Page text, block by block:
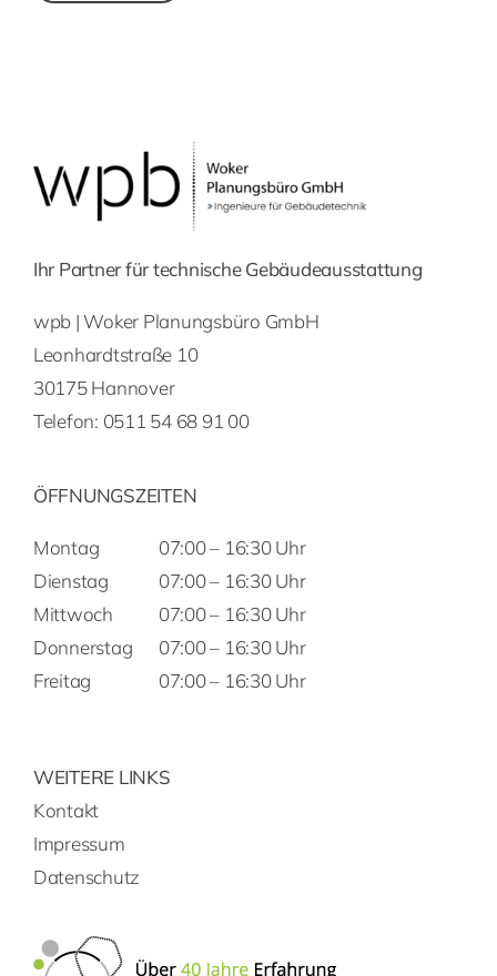
Ihr Partner für technische Gebäudeausstattung
wpb | Woker Planungsbüro GmbH
Leonhardtstraße 10
30175 Hannover
Telefon: 0511 54 68 91 00
ÖFFNUNGSZEITEN
Montag
Dienstag
Mittwoch
Donnerstag
Freitag
07:00 – 16:30 Uhr
07:00 – 16:30 Uhr
07:00 – 16:30 Uhr
07:00 – 16:30 Uhr
07:00 – 16:30 Uhr
WEITERE LINKS
Kontakt
Impressum
Datenschutz